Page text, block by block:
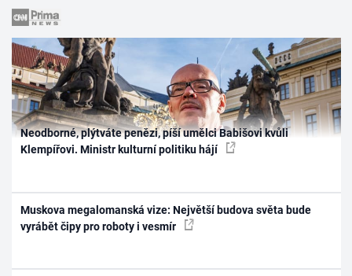
Neodborné, plýtváte penězi, píší umělci Babišovi kvůli
Klempířovi. Ministr kulturní politiku hájí
Muskova megalomanská vize: Největší budova světa bude
vyrábět čipy pro roboty i vesmír